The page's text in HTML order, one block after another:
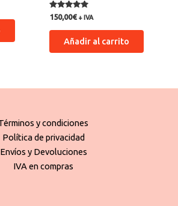
Valorado
con
5.00
150,00€ + IVA
Añadir al carrito
y condiciones
Política de privacidad
Envíos y Devoluciones
IVA en compras